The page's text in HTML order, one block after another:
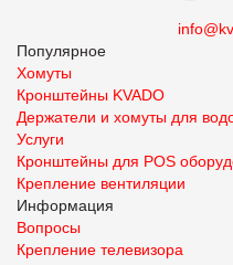
Популярное
Хомуты
Кронштейны KVADO
Держатели и хомуты для
Услуги
Кронштейны для POS
Крепление вентиляции
Информация
Вопросы
Крепление телевизора